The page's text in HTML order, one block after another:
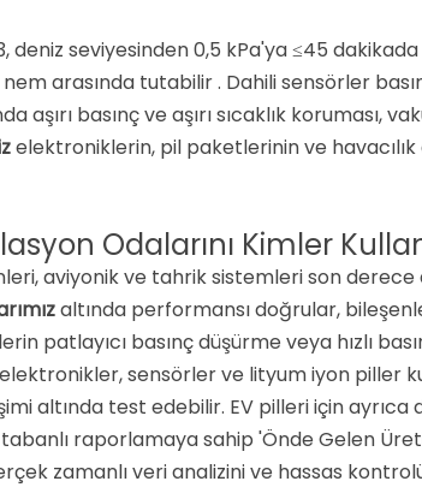
deniz seviyesinden 0,5 kPa'ya ≤45
nem arasında tutabilir. Dahili sensörler
aşırı basınç ve aşırı sıcaklık koruması,
elektroniklerin, pil paketlerinin ve
Odalarını Kimler
aviyonik ve tahrik sistemleri son
altında performansı doğrular,
patlayıcı basınç düşürme veya hızlı
sensörler ve lityum iyon piller
altında test edebilir. EV pilleri için ayrıca
raporlamaya sahip 'Önde Gelen
zamanlı veri analizini ve hassas